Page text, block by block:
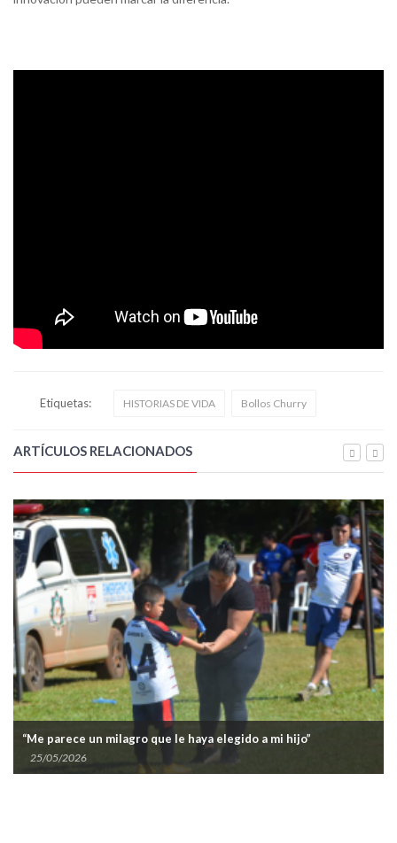
Etiquetas: HISTORIAS DE VIDA Bollos Churry
ARTÍCULOS RELACIONADOS
“Me parece un milagro que le haya elegido a mi hijo”
25/05/2026